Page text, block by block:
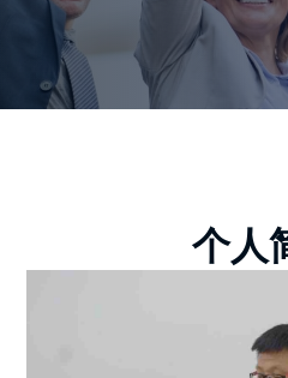
个人